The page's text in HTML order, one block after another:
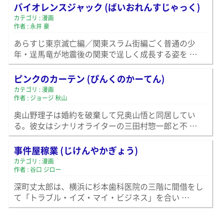
バイオレンスジャック (ばいおれんすじゃっく)
カテゴリ : 漫画
作者 : 永井 豪
あらすじ東京滅亡編／関東スラム街編ごく普通の少
年・逞馬竜が地震後の関東で逞しく成長する姿を …
ピンクのカーテン (ぴんくのかーてん)
カテゴリ : 漫画
作者 : ジョージ 秋山
奥山野理子は婚約を破棄して兄奥山悟と同居してい
る。彼女はシナリオライターの三田村惣一郎と不 …
事件屋稼業 (じけんやかぎょう)
カテゴリ : 漫画
作者 : 谷口 ジロー
深町丈太郎は、横浜に杉本歯科医院の三階に間借をし
て「トラブル・イズ・マイ・ビジネス」を合い …